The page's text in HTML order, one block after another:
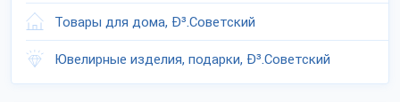
Товары для дома, Ð³.Советский
Ювелирные изделия, подарки, Ð³.Советский